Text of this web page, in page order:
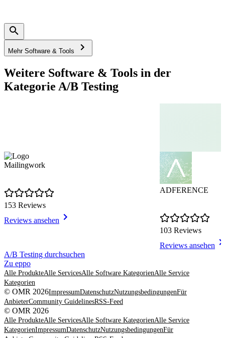
Mehr Software & Tools
Weitere Software & Tools in der
Kategorie A/B Testing
Mailingwork
153 Reviews
Reviews ansehen
ADFERENCE
103 Reviews
Reviews ansehen
Item
1
of
8
A/B Testing durchsuchen
Zu eppo
Alle ProdukteAlle ServicesAlle Software KategorienAlle Service
Kategorien
© OMR 2026ImpressumDatenschutzNutzungsbedingungenFür
AnbieterCommunity GuidelinesRSS-Feed
© OMR 2026
Alle ProdukteAlle ServicesAlle Software KategorienAlle Service
KategorienImpressumDatenschutzNutzungsbedingungenFür